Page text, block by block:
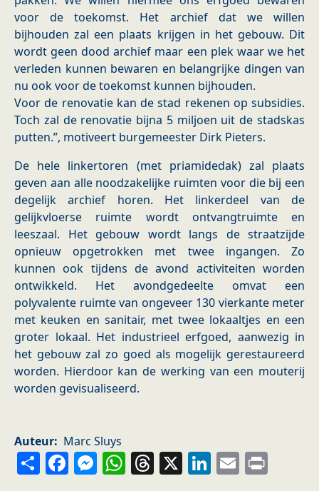
voor de toekomst. Het archief dat we willen
bijhouden zal een plaats krijgen in het gebouw. Dit
wordt geen dood archief maar een plek waar we het
verleden kunnen bewaren en belangrijke dingen van
nu ook voor de toekomst kunnen bijhouden.
Voor de renovatie kan de stad rekenen op subsidies.
Toch zal de renovatie bijna 5 miljoen uit de stadskas
putten.”, motiveert burgemeester Dirk Pieters.
De hele linkertoren (met priamidedak) zal plaats
geven aan alle noodzakelijke ruimten voor die bij een
degelijk archief horen. Het linkerdeel van de
gelijkvloerse ruimte wordt ontvangtruimte en
leeszaal. Het gebouw wordt langs de straatzijde
opnieuw opgetrokken met twee ingangen. Zo
kunnen ook tijdens de avond activiteiten worden
ontwikkeld. Het avondgedeelte omvat een
polyvalente ruimte van ongeveer 130 vierkante meter
met keuken en sanitair, met twee lokaaltjes en een
groter lokaal. Het industrieel erfgoed, aanwezig in
het gebouw zal zo goed als mogelijk gerestaureerd
worden. Hierdoor kan de werking van een mouterij
worden gevisualiseerd.
Auteur Marc Sluys
ShareFacebook
Messenger
WhatsApp
Threads
X LinkedIn
Email